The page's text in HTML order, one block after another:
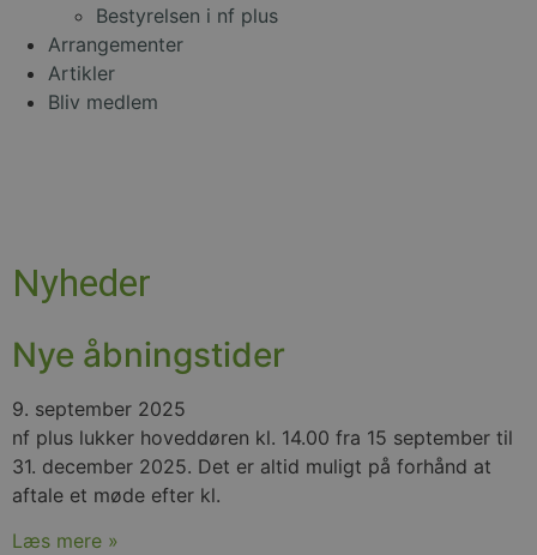
Bestyrelsen i nf plus
Arrangementer
Artikler
Bliv medlem
Nyheder
Nye åbningstider
9. september 2025
nf plus lukker hoveddøren kl. 14.00 fra 15 september til
31. december 2025. Det er altid muligt på forhånd at
aftale et møde efter kl.
Læs mere »